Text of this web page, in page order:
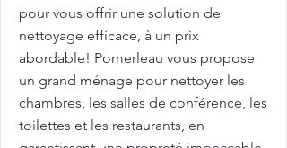
pour vous offrir une solution de
nettoyage efficace, à un prix
abordable! Pomerleau vous propose
un grand ménage pour nettoyer les
chambres, les salles de conférence, les
toilettes et les restaurants, en